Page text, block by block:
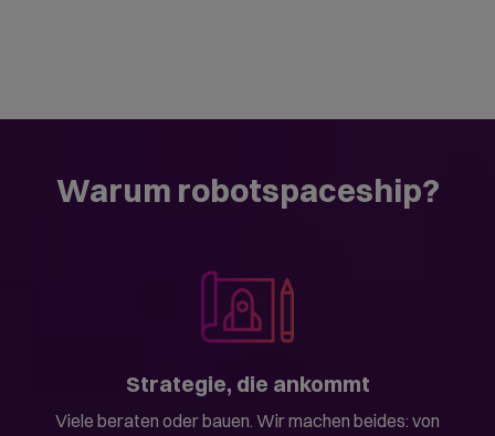
Warum robotspaceship?
Strategie, die ankommt
Viele beraten oder bauen. Wir machen beides: von